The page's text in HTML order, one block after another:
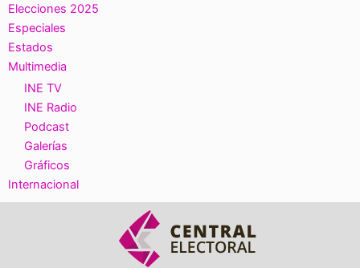
Elecciones 2025
Especiales
Estados
Multimedia
INE TV
INE Radio
Podcast
Galerías
Gráficos
Internacional